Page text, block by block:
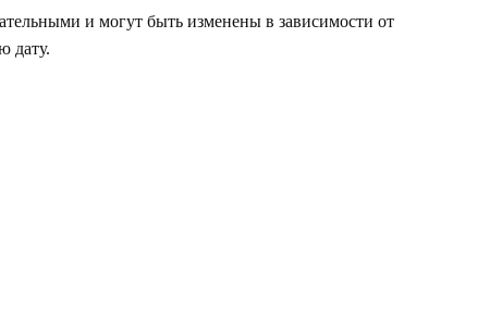
и могут быть изменены в зависимости от
дату.